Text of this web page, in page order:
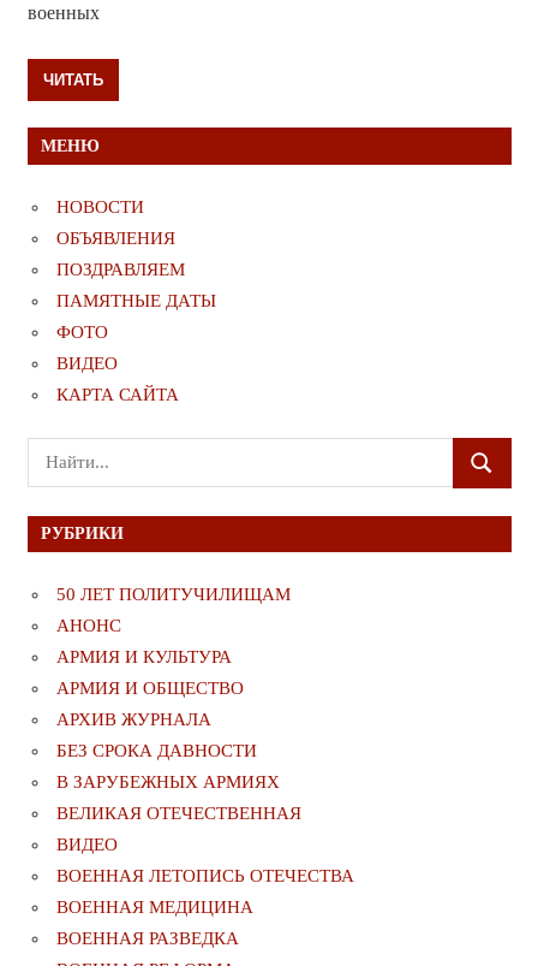
военных
ЧИТАТЬ
МЕНЮ
НОВОСТИ
ОБЪЯВЛЕНИЯ
ПОЗДРАВЛЯЕМ
ПАМЯТНЫЕ ДАТЫ
ФОТО
ВИДЕО
КАРТА САЙТА
Поиск
для:
ПОИСК
РУБРИКИ
50 ЛЕТ ПОЛИТУЧИЛИЩАМ
АНОНС
АРМИЯ И КУЛЬТУРА
АРМИЯ И ОБЩЕСТВО
АРХИВ ЖУРНАЛА
БЕЗ СРОКА ДАВНОСТИ
В ЗАРУБЕЖНЫХ АРМИЯХ
ВЕЛИКАЯ ОТЕЧЕСТВЕННАЯ
ВИДЕО
ВОЕННАЯ ЛЕТОПИСЬ ОТЕЧЕСТВА
ВОЕННАЯ МЕДИЦИНА
ВОЕННАЯ РАЗВЕДКА